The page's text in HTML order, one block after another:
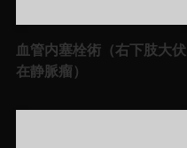
血管内塞栓術（右下肢大伏
在静脈瘤）